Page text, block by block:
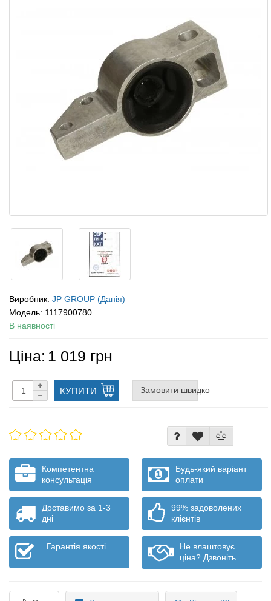
Виробник: JP GROUP (Данія)
Модель: 1117900780
В наявності
Ціна: 1 019 грн
КУПИТИ Замовити швидко
Компетентна
консультація
Будь-який варіант
оплати
Доставимо за 1-3
дні
99% задоволених
клієнтів
Гарантія якості
Не влаштовує
ціна? Дзвоніть